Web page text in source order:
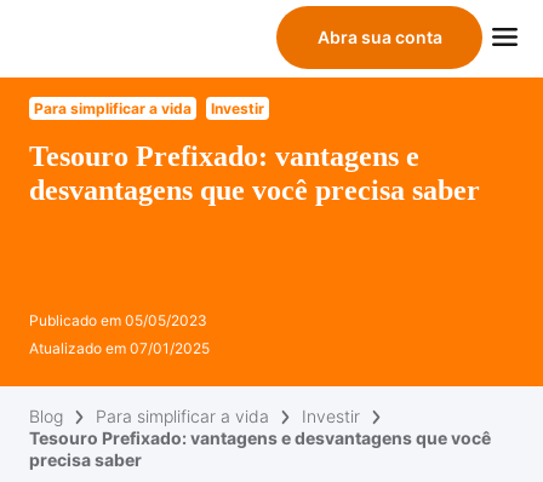
Abra sua conta
Para simplificar a vida Investir
Tesouro Prefixado: vantagens e
desvantagens que você precisa saber
Publicado em 05/05/2023
Atualizado em 07/01/2025
Blog Para simplificar a vida
Investir
Tesouro Prefixado: vantagens e desvantagens que você
precisa saber